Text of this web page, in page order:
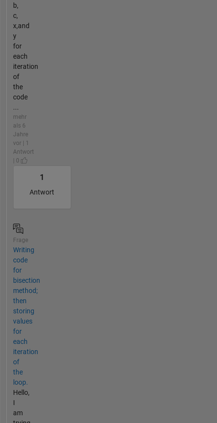
b,
c,
x,and
y
for
each
iteration
of
the
code
...
mehr
als 6
Jahre
vor | 1
Antwort
| 0
1
Antwort
Frage
Writing
code
for
bisection
method;
then
storing
values
for
each
iteration
of
the
loop.
Hello,
I
am